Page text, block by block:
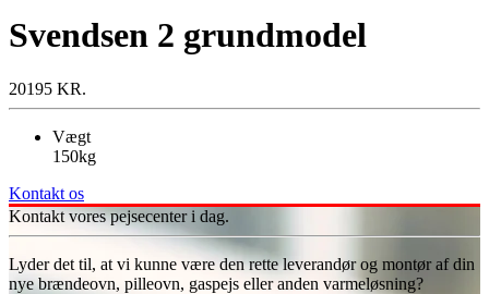
Svendsen 2 grundmodel
20195 KR.
Vægt
150kg
Kontakt os
Kontakt vores pejsecenter i dag.
Lyder det til, at vi kunne være den rette leverandør og montør af din
nye brændeovn, pilleovn, gaspejs eller anden varmeløsning?